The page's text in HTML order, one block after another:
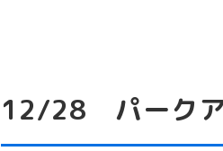
12/28 パークア